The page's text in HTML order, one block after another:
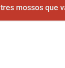
tres mossos que